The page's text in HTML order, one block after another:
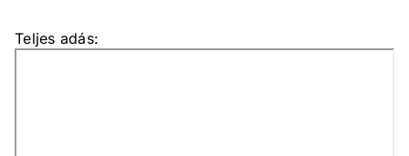
Teljes adás: